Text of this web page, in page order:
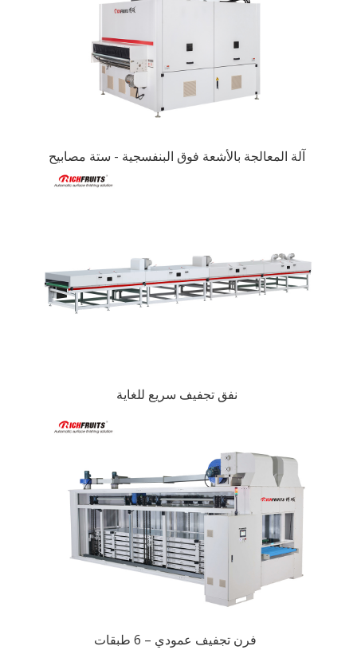
آلة المعالجة بالأشعة فوق البنفسجية - ستة مصابيح
نفق تجفيف سريع للغاية
فرن تجفيف عمودي – 6 طبقات